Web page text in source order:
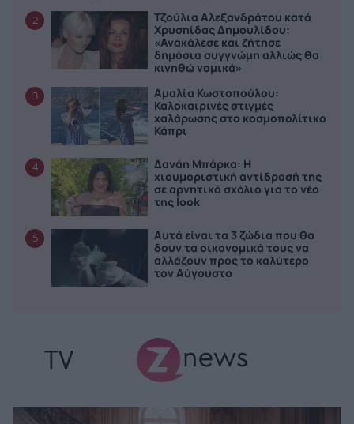
2
Τζούλια Αλεξανδράτου κατά
Χρυσηίδας Δημουλίδου:
«Ανακάλεσε και ζήτησε
δημόσια συγγνώμη αλλιώς θα
κινηθώ νομικά»
3
Αμαλία Κωστοπούλου:
Καλοκαιρινές στιγμές
χαλάρωσης στο κοσμοπολίτικο
Κάπρι
4
Δανάη Μπάρκα: Η
χιουμοριστική αντίδρασή της
σε αρνητικό σχόλιο για το νέο
της look
5
Αυτά είναι τα 3 ζώδια που θα
δουν τα οικονομικά τους να
αλλάζουν προς το καλύτερο
τον Αύγουστο
TV